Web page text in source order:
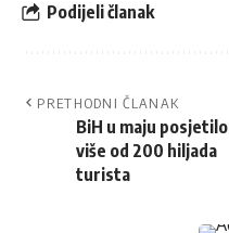
Podijeli članak
PRETHODNI ČLANAK
BiH u maju posjetilo
više od 200 hiljada
turista